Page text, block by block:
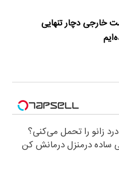
خارجی دچار تنهایی
زانو را تحمل می‌کنی؟
ساده درمنزل درمانش کن